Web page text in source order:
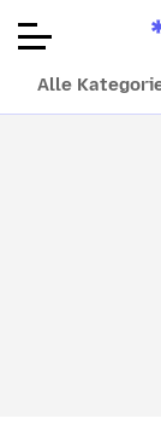
Alle